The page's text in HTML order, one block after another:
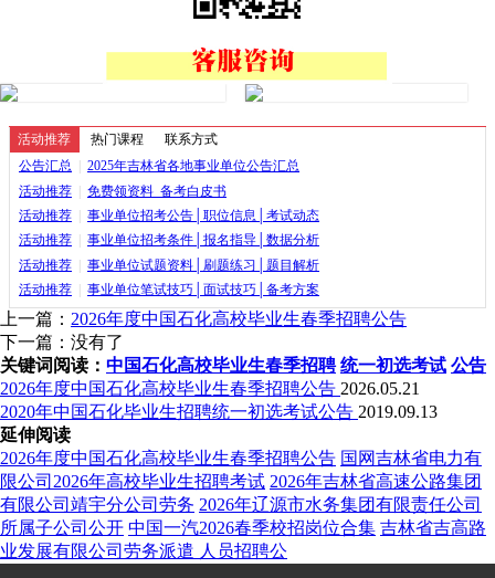
活动推荐 热门课程 联系方式
公告汇总
2025年吉林省各地事业单位公告汇总
活动推荐
免费领资料_备考白皮书
活动推荐
事业单位招考公告│职位信息│考试动态
活动推荐
事业单位招考条件│报名指导│数据分析
活动推荐
事业单位试题资料│刷题练习│题目解析
活动推荐
事业单位笔试技巧│面试技巧│备考方案
上一篇： 2026年度中国石化高校毕业生春季招聘公告
下一篇：没有了
关键词阅读： 中国石化高校毕业生春季招聘 统一初选考试 公告
2026年度中国石化高校毕业生春季招聘公告 2026.05.21
2020年中国石化毕业生招聘统一初选考试公告 2019.09.13
延伸阅读
2026年度中国石化高校毕业生春季招聘公告 国网吉林省电力有
限公司2026年高校毕业生招聘考试 2026年吉林省高速公路集团
有限公司靖宇分公司劳务 2026年辽源市水务集团有限责任公司
所属子公司公开 中国一汽2026春季校招岗位合集 吉林省吉高路
业发展有限公司劳务派遣 人员招聘公